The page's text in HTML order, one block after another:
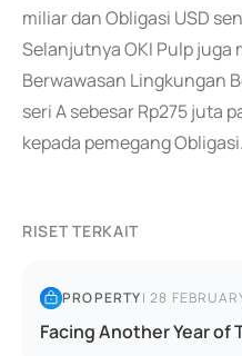
miliar dan Obligasi USD
Selanjutnya OKI Pulp juga
Berwawasan Lingkungan
seri A sebesar Rp275 juta
kepada pemegang
RISET TERKAIT
PROPERTY|28
Facing Another Year of